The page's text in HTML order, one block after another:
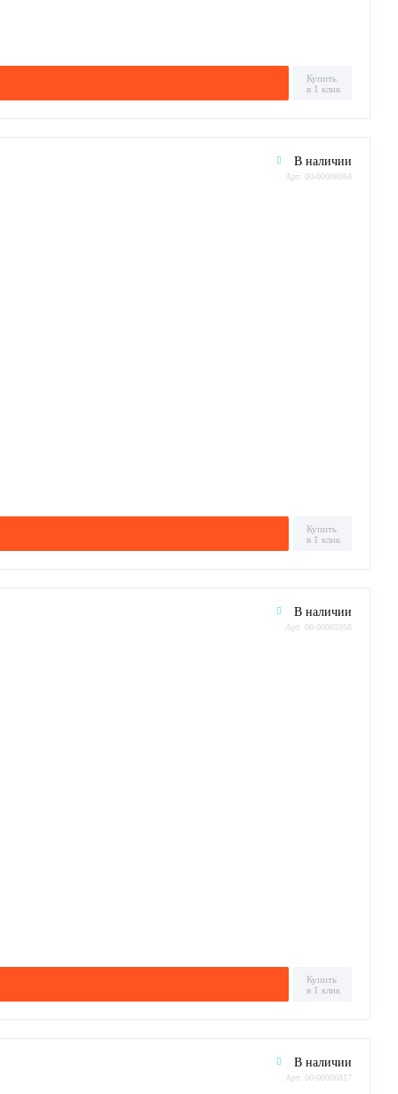
Купить
в 1 клик
В наличии
Арт: 00-00008064
Купить
в 1 клик
В наличии
Арт: 00-00005958
Купить
в 1 клик
В наличии
Арт: 00-00006817